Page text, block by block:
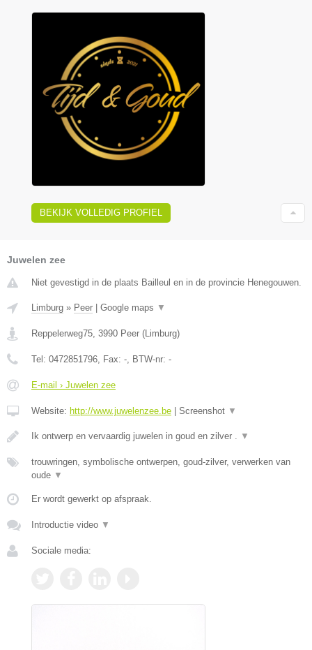
BEKIJK VOLLEDIG PROFIEL
Juwelen zee
Niet gevestigd in de plaats Bailleul en in de provincie Henegouwen.
Limburg » Peer | Google maps ▼
Reppelerweg75 3990 Peer (Limburg)
Tel: 0472851796 , Fax: - , BTW-nr: -
E-mail › Juwelen zee
Website: http://www.juwelenzee.be | Screenshot ▼
Ik ontwerp en vervaardig juwelen in goud en zilver . ▼
trouwringen, symbolische ontwerpen, goud-zilver, verwerken van
oude ▼
Er wordt gewerkt op afspraak.
Introductie video ▼
Sociale media: